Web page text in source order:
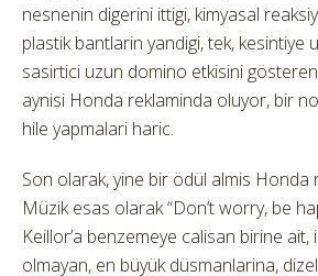
nesnenin digerini ittigi, kimyasal
plastik bantlarin yandigi, tek, kesintiye
sasirtici uzun domino etkisini
aynisi Honda reklaminda oluyor, bir
hile yapmalari haric.
Son olarak, yine bir ödül almis Honda
Müzik esas olarak “Don’t worry, be
Keillor’a benzemeye calisan birine ait,
olmayan, en büyük düsmanlarina,